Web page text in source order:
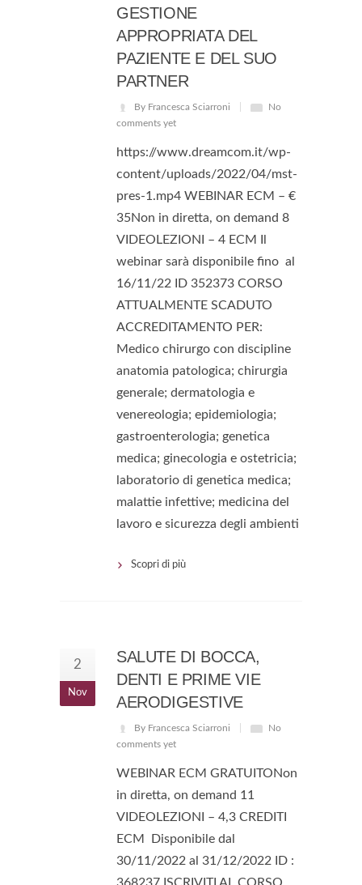
GESTIONE
APPROPRIATA DEL
PAZIENTE E DEL SUO
PARTNER
By Francesca Sciarroni
No
comments yet
https://www.dreamcom.it/wp-
content/uploads/2022/04/mst-
pres-1.mp4 WEBINAR ECM – €
35Non in diretta, on demand 8
VIDEOLEZIONI – 4 ECM Il
webinar sarà disponibile fino al
16/11/22 ID 352373 CORSO
ATTUALMENTE SCADUTO
ACCREDITAMENTO PER:
Medico chirurgo con discipline
anatomia patologica; chirurgia
generale; dermatologia e
venereologia; epidemiologia;
gastroenterologia; genetica
medica; ginecologia e ostetricia;
laboratorio di genetica medica;
malattie infettive; medicina del
lavoro e sicurezza degli ambienti
Scopri di più
2
Nov
SALUTE DI BOCCA,
DENTI E PRIME VIE
AERODIGESTIVE
By Francesca Sciarroni
No
comments yet
WEBINAR ECM GRATUITONon
in diretta, on demand 11
VIDEOLEZIONI – 4,3 CREDITI
ECM Disponibile dal
30/11/2022 al 31/12/2022 ID :